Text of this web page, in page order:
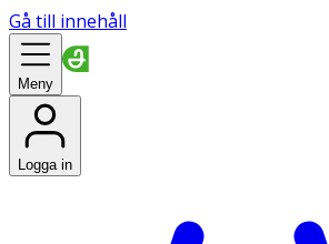
Gå till innehåll
Meny
Logga in